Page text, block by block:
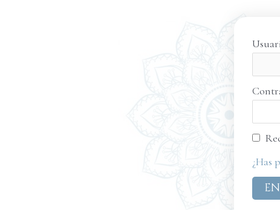
¿Has